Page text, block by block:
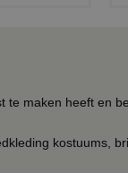
te maken heeft en
kostuums,